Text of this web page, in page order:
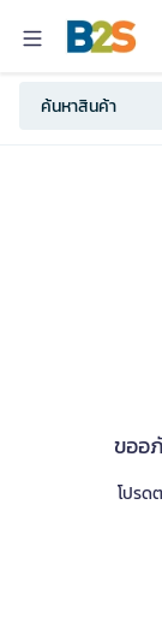
ขออ
โปรด